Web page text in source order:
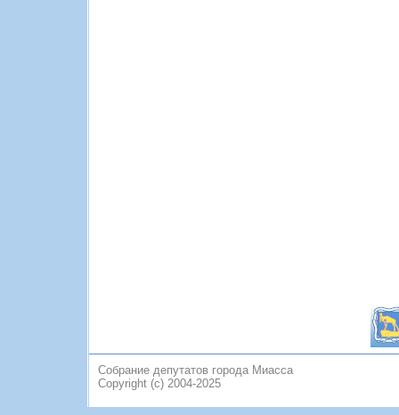
Собрание депутатов города Миасса
Copyright (c) 2004-2025